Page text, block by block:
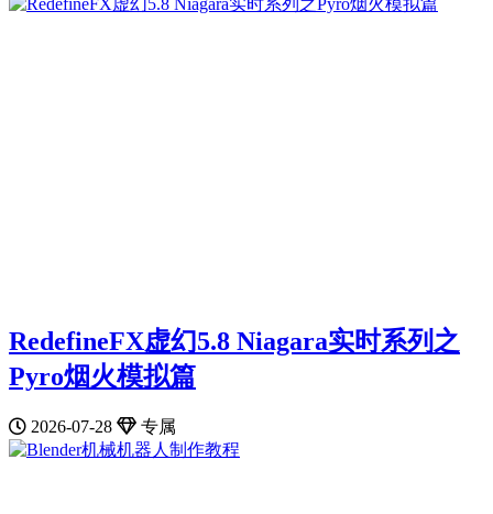
RedefineFX虚幻5.8 Niagara实时系列之
Pyro烟火模拟篇
2026-07-28 专属